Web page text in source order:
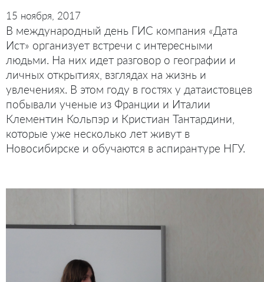
15 ноября, 2017
В международный день ГИС компания «Дата
Ист» организует встречи с интересными
людьми. На них идет разговор о географии и
личных открытиях, взглядах на жизнь и
увлечениях. В этом году в гостях у датаистовцев
побывали ученые из Франции и Италии
Клементин Кольпэр и Кристиан Тантардини,
которые уже несколько лет живут в
Новосибирске и обучаются в аспирантуре НГУ.